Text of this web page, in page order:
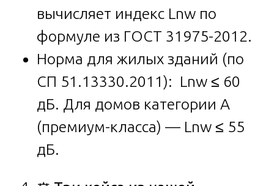
вычисляет индекс Lnw по
формуле из ГОСТ 31975-2012.
Норма для жилых зданий (по
СП 51.13330.2011): Lnw ≤ 60
дБ. Для домов категории А
(премиум-класса) — Lnw ≤ 55
дБ.